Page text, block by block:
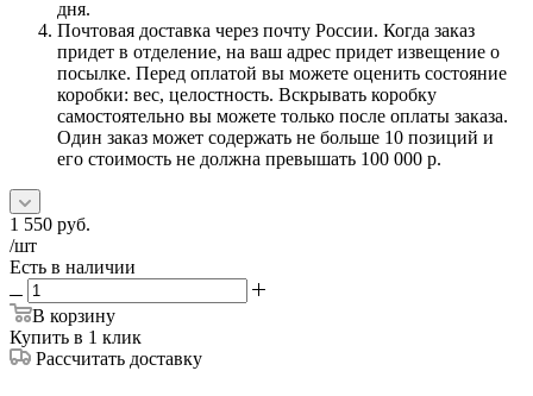
дня.
Почтовая доставка через почту России. Когда заказ
придет в отделение, на ваш адрес придет извещение о
посылке. Перед оплатой вы можете оценить состояние
коробки: вес, целостность. Вскрывать коробку
самостоятельно вы можете только после оплаты заказа.
Один заказ может содержать не больше 10 позиций и
его стоимость не должна превышать 100 000 р.
1 550 руб.
/шт
Есть в наличии
В корзину
Купить в 1 клик
Рассчитать доставку